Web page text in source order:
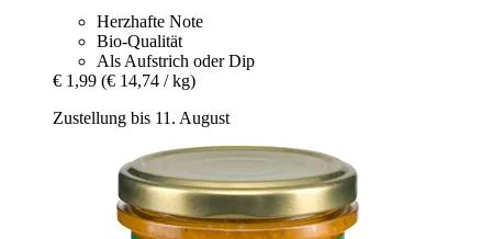
Herzhafte Note
Bio-Qualität
Als Aufstrich oder Dip
€ 1,99 (€ 14,74 / kg)
Zustellung bis 11. August